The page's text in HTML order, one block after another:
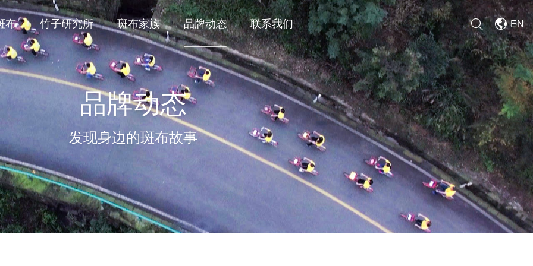
布 竹子研究所 斑布家族 品牌动态 联系我们 EN
品牌动态
发现身边的斑布故事